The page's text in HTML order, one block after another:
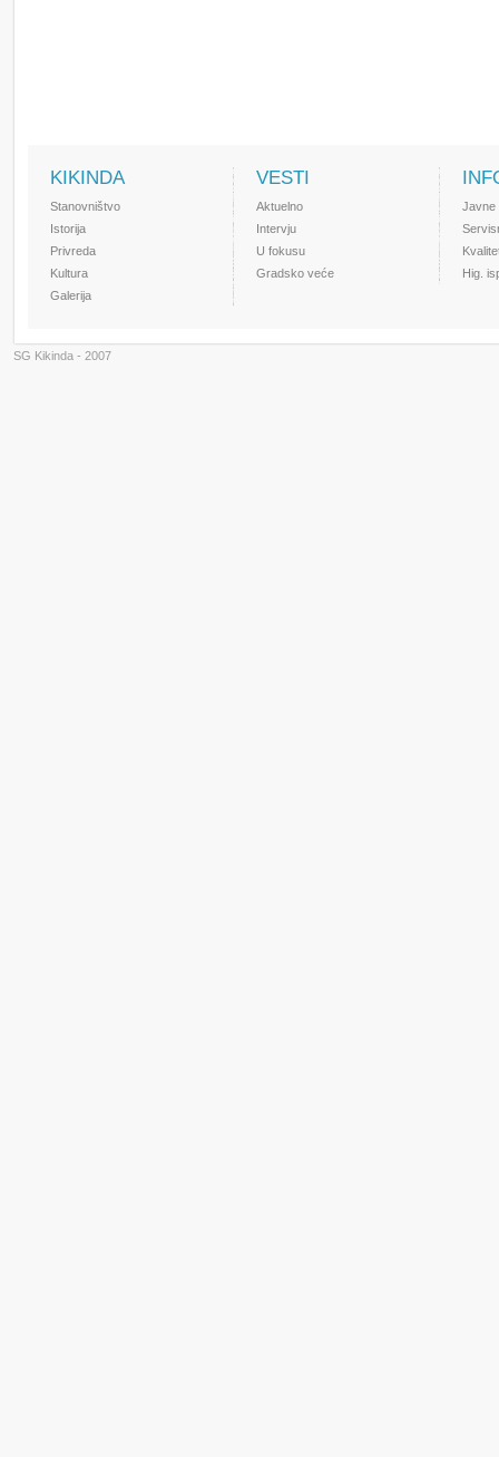
KIKINDA
Stanovništvo
Istorija
Privreda
Kultura
Galerija
VESTI
Aktuelno
Intervju
U fokusu
Gradsko veće
Javne
Hig.
SG Kikinda - 2007